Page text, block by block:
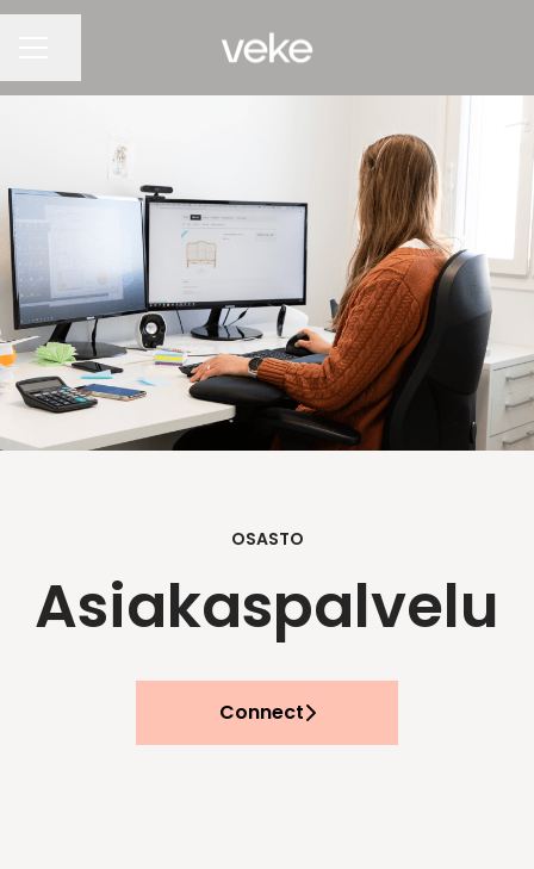
OSASTO
Asiakaspalvelu
Connect